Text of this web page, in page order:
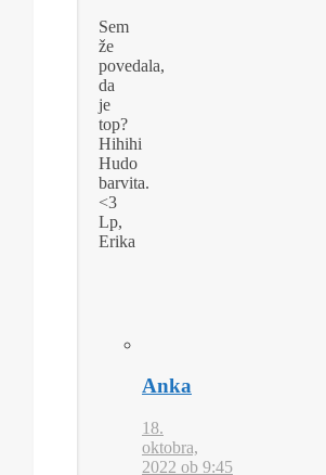
Sem
že
povedala,
da
je
top?
Hihihi
Hudo
barvita.
<3
Lp,
Erika
Anka
18.
oktobra,
2022 ob 9:45